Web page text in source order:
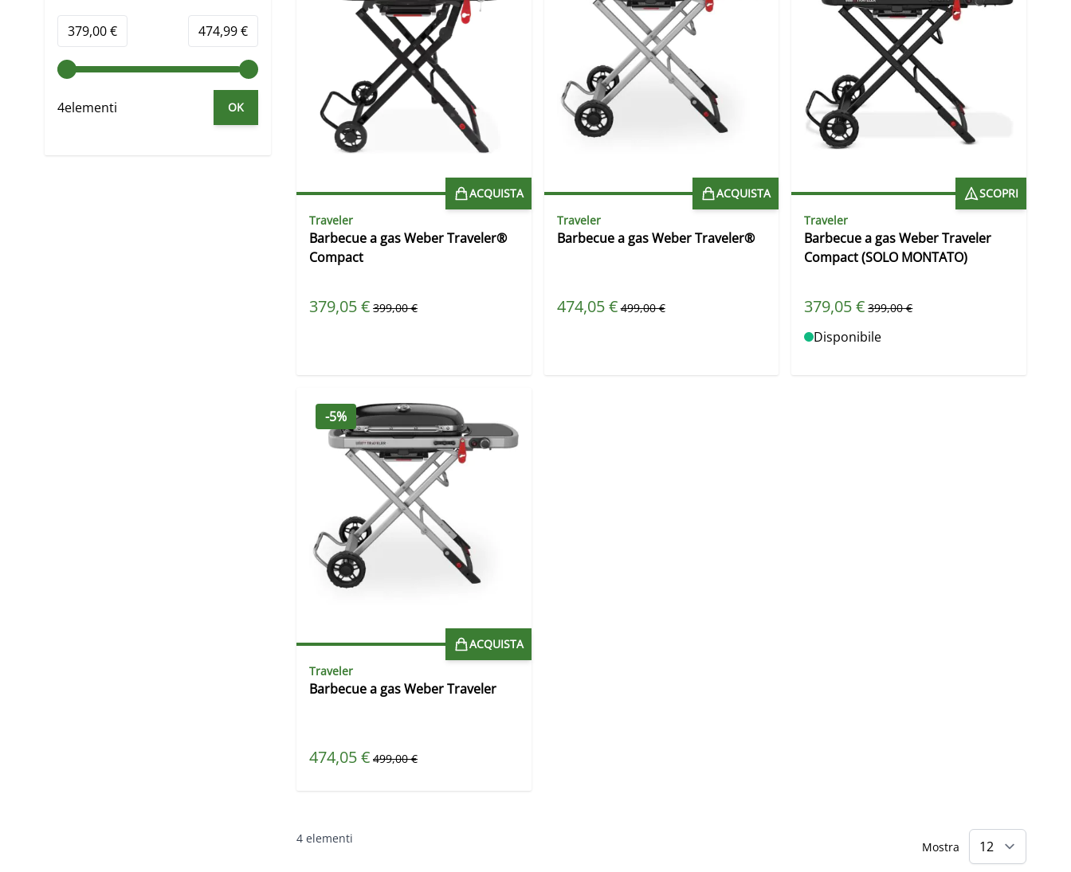
Minimum value
379,00 € Valore massimo
474,99 €
4elementi OK
ACQUISTA
Traveler
Barbecue a gas Weber Traveler®
Compact
Prezzo speciale
379,05 € Prezzo predefinito
399,00 €
ACQUISTA
Traveler
Barbecue a gas Weber Traveler®
Prezzo speciale
474,05 € Prezzo predefinito
499,00 €
SCOPRI
Traveler
Barbecue a gas Weber Traveler
Compact (SOLO MONTATO)
Prezzo speciale
379,05 € Prezzo predefinito
399,00 €
Disponibile
-5%
ACQUISTA
Traveler
Barbecue a gas Weber Traveler
Prezzo speciale
474,05 € Prezzo predefinito
499,00 €
4 elementi
Mostra